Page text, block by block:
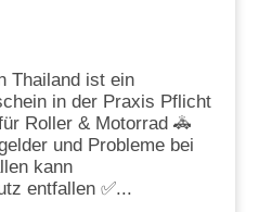
Thailand ist ein
in der Praxis Pflicht
Roller & Motorrad 🚓
und Probleme bei
kann
entfallen ✅...